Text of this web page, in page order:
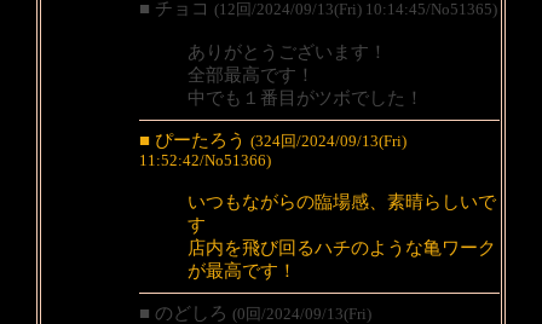
■ チョコ (12回/2024/09/13(Fri) 10:14:45/No51365)
ありがとうございます！
全部最高です！
中でも１番目がツボでした！
■ ぴーたろう (324回/2024/09/13(Fri)
11:52:42/No51366)
いつもながらの臨場感、素晴らしいで
す
店内を飛び回るハチのような亀ワーク
が最高です！
■ のどしろ (0回/2024/09/13(Fri)